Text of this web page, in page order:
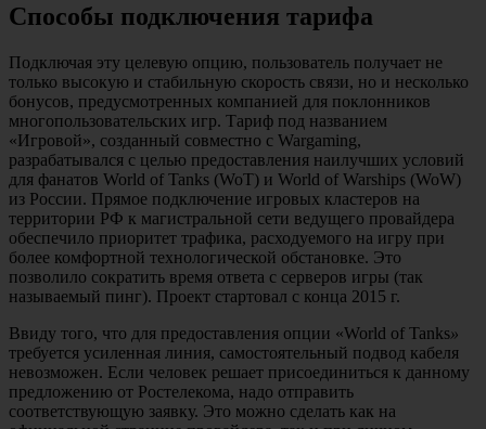
Способы подключения тарифа
Подключая эту целевую опцию, пользователь получает не
только высокую и стабильную скорость связи, но и несколько
бонусов, предусмотренных компанией для поклонников
многопользовательских игр. Тариф под названием
«Игровой», созданный совместно с Wargaming,
разрабатывался с целью предоставления наилучших условий
для фанатов World of Tanks (WoT) и World of Warships (WoW)
из России. Прямое подключение игровых кластеров на
территории РФ к магистральной сети ведущего провайдера
обеспечило приоритет трафика, расходуемого на игру при
более комфортной технологической обстановке. Это
позволило сократить время ответа с серверов игры (так
называемый пинг). Проект стартовал с конца 2015 г.
Ввиду того, что для предоставления опции «World of Tanks»
требуется усиленная линия, самостоятельный подвод кабеля
невозможен. Если человек решает присоединиться к данному
предложению от Ростелекома, надо отправить
соответствующую заявку. Это можно сделать как на